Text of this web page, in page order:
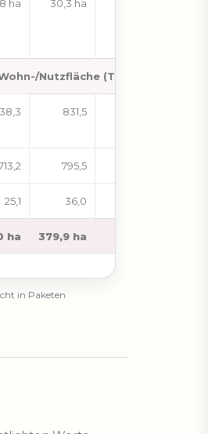
ha 30,3 ha
Nutzfläche (Tsd. m²)
831,5
795,5
25,1 36,0
ha 379,9 ha
in Paketen